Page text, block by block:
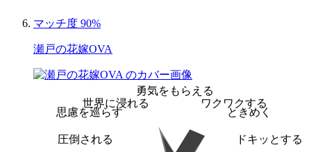
マッチ度 90%
瀬戸の花嫁OVA
勇気をもらえる
ワクワクする
ときめく
ドキッとする
圧倒される
思慮を巡らす
世界に浸れる